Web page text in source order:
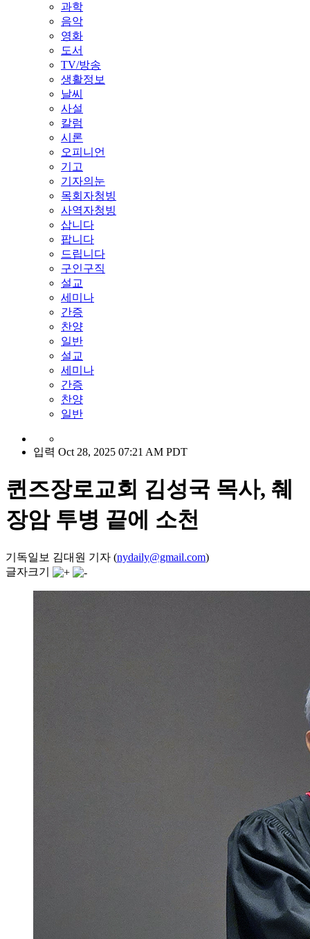
과학
음악
영화
도서
TV/방송
생활정보
날씨
사설
칼럼
시론
오피니언
기고
기자의눈
목회자청빙
사역자청빙
삽니다
팝니다
드립니다
구인구직
설교
세미나
간증
찬양
일반
설교
세미나
간증
찬양
일반
입력 Oct 28, 2025 07:21 AM PDT
퀸즈장로교회 김성국 목사, 췌
장암 투병 끝에 소천
기독일보 김대원 기자 (nydaily@gmail.com)
글자크기